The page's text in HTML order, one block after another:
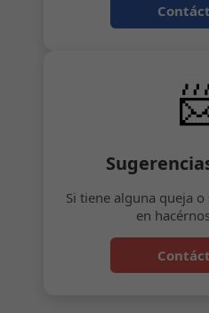
Si tiene alguna queja
en